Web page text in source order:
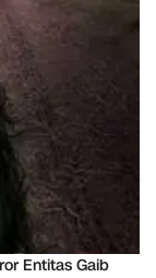
Entitas Gaib